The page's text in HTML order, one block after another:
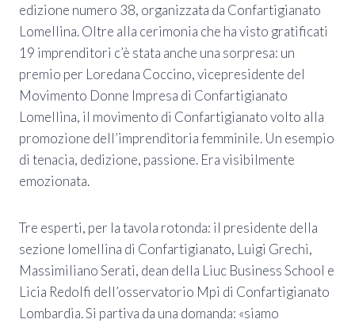
edizione numero 38, organizzata da Confartigianato
Lomellina. Oltre alla cerimonia che ha visto gratificati
19 imprenditori c’è stata anche una sorpresa: un
premio per Loredana Coccino, vicepresidente del
Movimento Donne Impresa di Confartigianato
Lomellina, il movimento di Confartigianato volto alla
promozione dell’imprenditoria femminile. Un esempio
di tenacia, dedizione, passione. Era visibilmente
emozionata.
Tre esperti, per la tavola rotonda: il presidente della
sezione lomellina di Confartigianato, Luigi Grechi,
Massimiliano Serati, dean della Liuc Business School e
Licia Redolfi dell’osservatorio Mpi di Confartigianato
Lombardia. Si partiva da una domanda: «siamo